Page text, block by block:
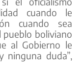
cuando le
cuando sea
pueblo boliviano
al Gobierno le
ninguna duda”,